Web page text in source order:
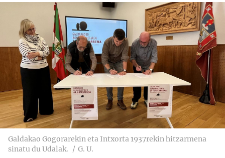
Galdakao Gogorarekin eta Intxorta 1937rekin hitzarmena
sinatu du Udalak.
G. U.